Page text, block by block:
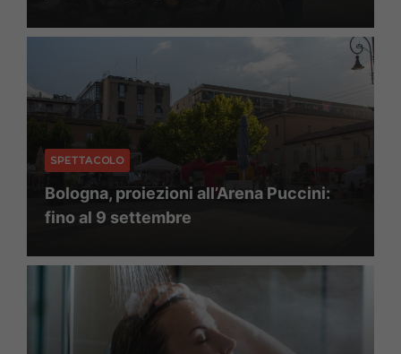
SPETTACOLO
Bologna, proiezioni all’Arena Puccini:
fino al 9 settembre